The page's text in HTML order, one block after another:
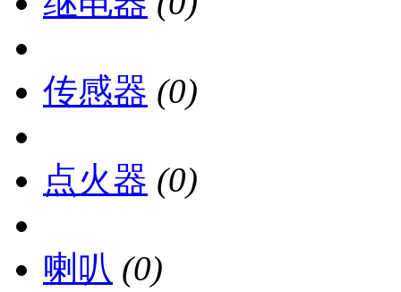
传感器 (0)
点火器 (0)
喇叭 (0)